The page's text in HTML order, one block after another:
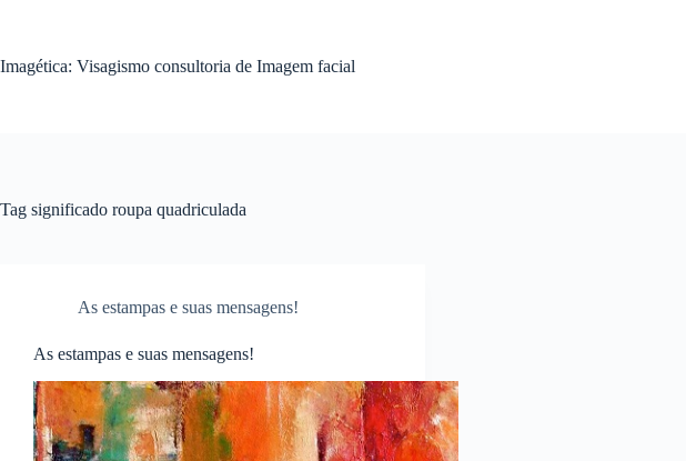
conteúdo
Imagética: Visagismo consultoria de Imagem facial
Tag significado roupa quadriculada
As estampas e suas mensagens!
As estampas e suas mensagens!